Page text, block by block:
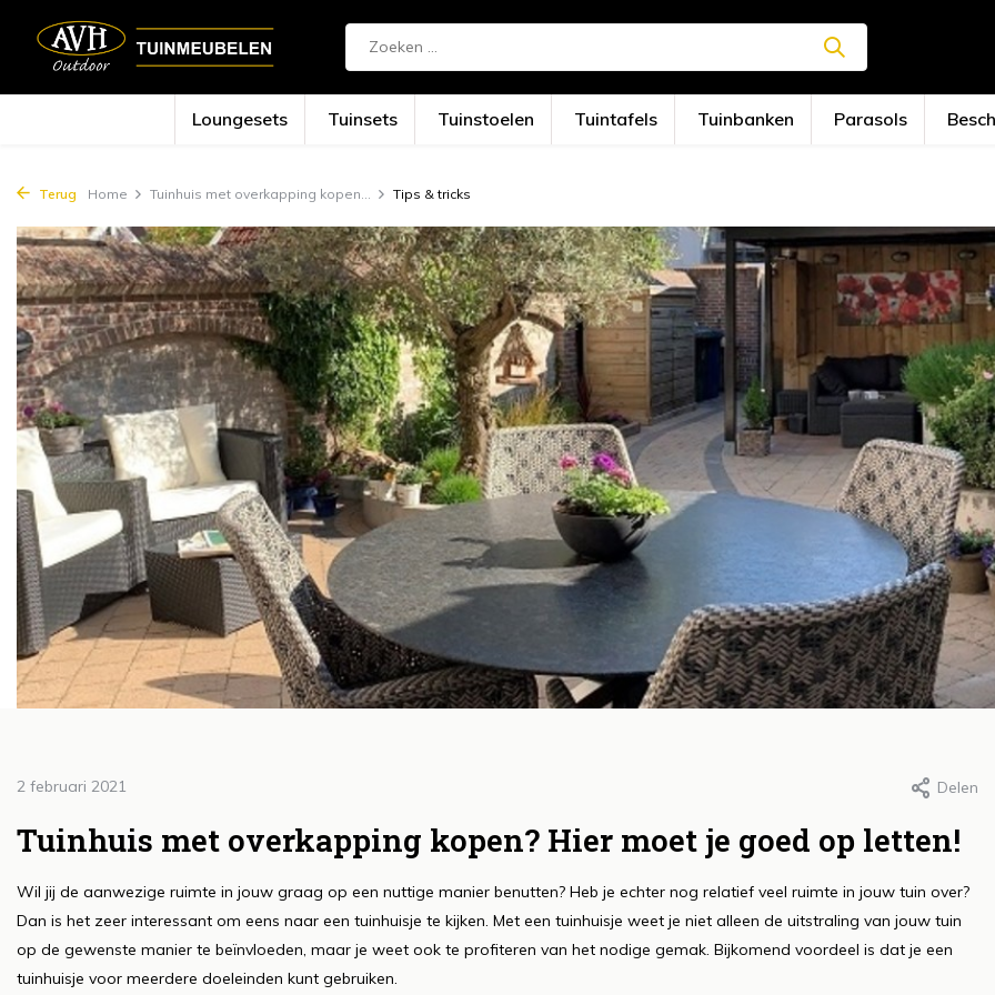
Loungesets Tuinsets Tuinstoelen Tuintafels Tuinbanken Parasols
Terug Home Tuinhuis met overkapping kopen... Tips & tricks
2 februari 2021 Delen
Tuinhuis met overkapping kopen? Hier moet je goed op letten!
Wil jij de aanwezige ruimte in jouw graag op een nuttige manier benutten? Heb je echter nog relatief veel ruimte in jouw tuin over?
Dan is het zeer interessant om eens naar een tuinhuisje te kijken. Met een tuinhuisje weet je niet alleen de uitstraling van jouw tuin
op de gewenste manier te beïnvloeden, maar je weet ook te profiteren van het nodige gemak. Bijkomend voordeel is dat je een
tuinhuisje voor meerdere doeleinden kunt gebruiken.
Het creëren van
leefzones in de tuin:
comfort, functionaliteit
en sfeer
Door Roos, 2 februari 2021
Het belang van
voor je
sleutel tot een
groei